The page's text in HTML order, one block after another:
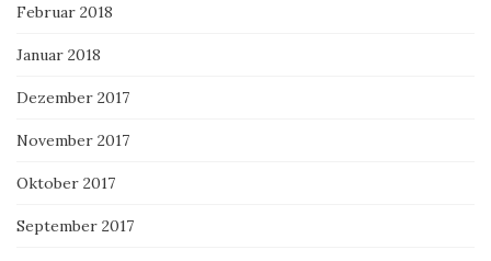
Februar 2018
Januar 2018
Dezember 2017
November 2017
Oktober 2017
September 2017